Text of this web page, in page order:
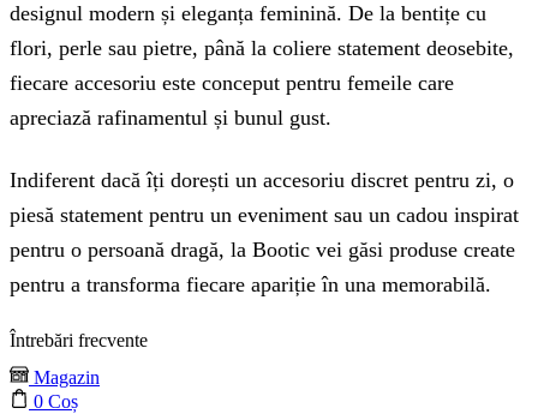
designul modern și eleganța feminină. De la bentițe cu
flori, perle sau pietre, până la coliere statement deosebite,
fiecare accesoriu este conceput pentru femeile care
apreciază rafinamentul și bunul gust.
Indiferent dacă îți dorești un accesoriu discret pentru zi, o
piesă statement pentru un eveniment sau un cadou inspirat
pentru o persoană dragă, la Bootic vei găsi produse create
pentru a transforma fiecare apariție în una memorabilă.
Întrebări frecvente
Magazin
0 Coș